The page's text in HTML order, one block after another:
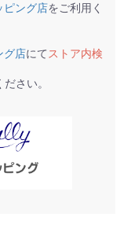
ピング店をご利用く
グ店にて ストア内検
さい。